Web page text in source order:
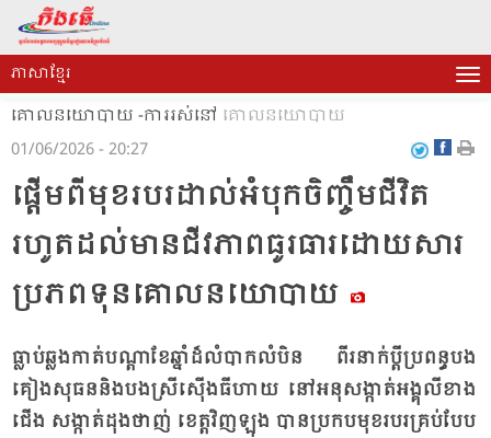
ភាសាខ្មែរ
គោលនយោបាយ -ការរស់នៅ គោលនយោបាយ
01/06/2026 - 20:27
ផ្ដើមពីមុខរបរដាល់អំបុកចិញ្ចឹមជីវិត
រហូតដល់មានជីវភាពធូរធារដោយសារ
ប្រភពទុនគោលនយោបាយ
ធ្លាប់​ឆ្លង​កាត់​បណ្ដា​ខែ​ឆ្នាំ​ដ៏​លំ​បាក​លំ​បិន ពីរ​នាក់​ប្តី​ប្រ​ពន្ធ​បង​
គៀង​សុធន​និង​បង​ស្រី​ស៊ើង​ធី​ហាយ នៅ​អនុ​សង្កាត់​អង្គុលី​ខាង​
ជើង សង្កាត់​ដុង​ថាញ់ ខេត្ត​វិញ​ឡុង បាន​ប្រ​កប​មុខ​របរ​គ្រប់​បែប​